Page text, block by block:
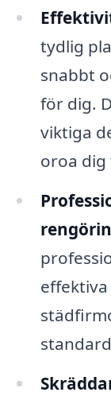
tydlig
snabbt
för dig.
viktiga
oroa